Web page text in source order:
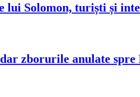
lui Solomon, turiști și
zborurile anulate spre